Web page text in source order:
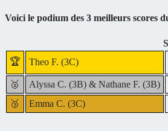
Voici le podium des 3 meilleurs scores
🏆
Theo F. (3C)
🥈 Alyssa C. (3B) & Nathane F. (3B)
🥉
Emma C. (3C)